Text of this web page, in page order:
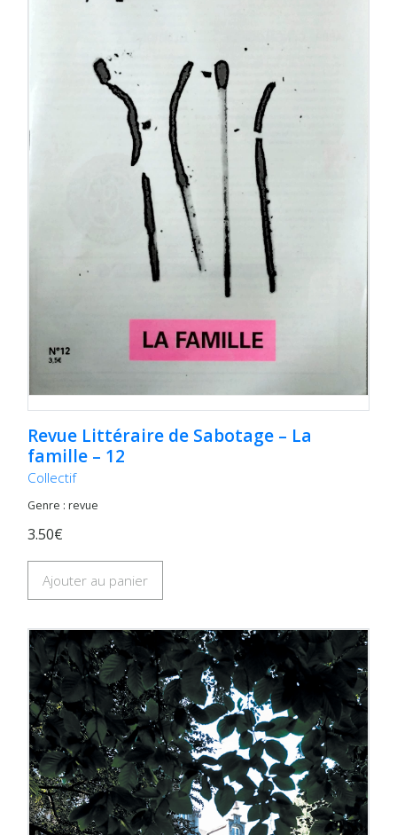
Revue Littéraire de Sabotage – La
famille – 12
Collectif
Genre : revue
3.50€
Ajouter au panier